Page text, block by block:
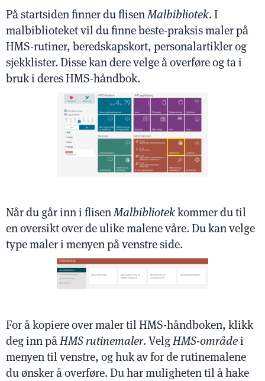
På startsiden finner du flisenMalbibliotek. I
malbiblioteket vil du finne beste-praksis maler på
HMS-rutiner, beredskapskort, personalartikler og
sjekklister. Disse kan dere velge å overføre og ta i
bruk i deres HMS-håndbok.
Når du går inn i flisenMalbibliotekkommer du til
en oversikt over de ulike malene våre. Du kan velge
type maler i menyen på venstre side.
For å kopiere over maler til HMS-håndboken, klikk
deg inn påHMS rutinemaler. VelgHMS-områdei
menyen til venstre, og huk av for de rutinemalene
du ønsker å overføre. Du har muligheten til å hake